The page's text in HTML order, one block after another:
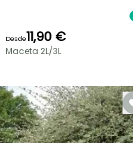
Desde11,90 €
Maceta 2L/3L